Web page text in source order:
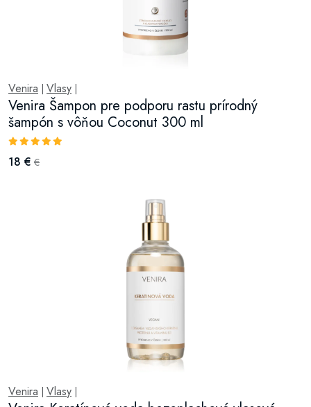
Venira Vlasy
Venira Šampon pre podporu rastu prírodný
šampón s vôňou Coconut 300 ml
18 € €
Venira Vlasy